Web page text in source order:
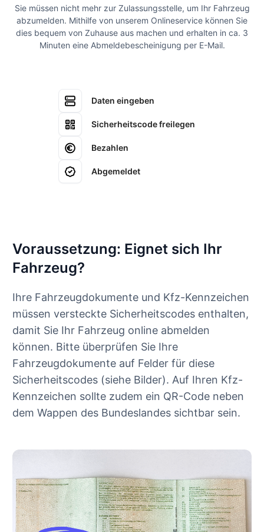
Sie müssen nicht mehr zur Zulassungsstelle, um Ihr Fahrzeug
abzumelden. Mithilfe von unserem Onlineservice können Sie
dies bequem von Zuhause aus machen und erhalten in ca. 3
Minuten eine Abmeldebescheinigung per E-Mail.
Daten eingeben
Sicherheitscode freilegen
Bezahlen
Abgemeldet
Voraussetzung: Eignet sich Ihr
Fahrzeug?
Ihre Fahrzeugdokumente und Kfz-Kennzeichen
müssen versteckte Sicherheitscodes enthalten,
damit Sie Ihr Fahrzeug online abmelden
können. Bitte überprüfen Sie Ihre
Fahrzeugdokumente auf Felder für diese
Sicherheitscodes (siehe Bilder). Auf Ihren Kfz-
Kennzeichen sollte zudem ein QR-Code neben
dem Wappen des Bundeslandes sichtbar sein.